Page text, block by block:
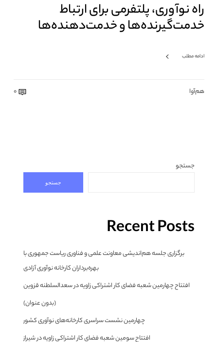
راه نوآوری، پلتفرمی برای ارتباط
خدمت‌گیرنده‌ها و خدمت‌دهنده‌ها
ادامه مطلب
هم‌آوا 0
جستجو
جستجو
Recent Posts
برگزاری جلسه هم‌اندیشی معاونت علمی و فناوری ریاست جمهوری با
بهره‌برداران کارخانه نوآوری آزادی
افتتاح چهارمین شعبه فضای کار اشتراکی زاویه در سعدالسلطنه قزوین
(بدون عنوان)
چهارمین نشست سراسری کارخانه‌های نوآوری کشور
افتتاح سومین شعبه فضای کار اشتراکی زاویه در شیراز